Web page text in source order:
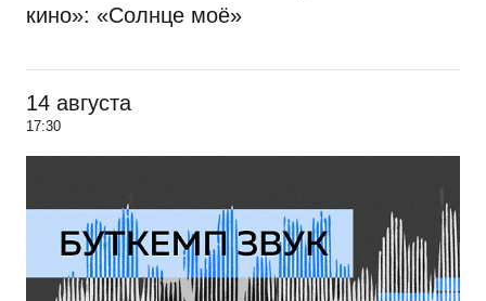
кино»: «Солнце моё»
14 августа
17:30